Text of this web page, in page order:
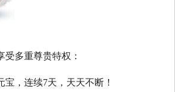
多重尊贵特权：
，连续7天，天天不断！